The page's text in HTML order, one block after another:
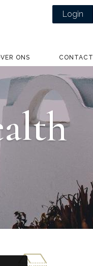
Login
ONS CONTACT